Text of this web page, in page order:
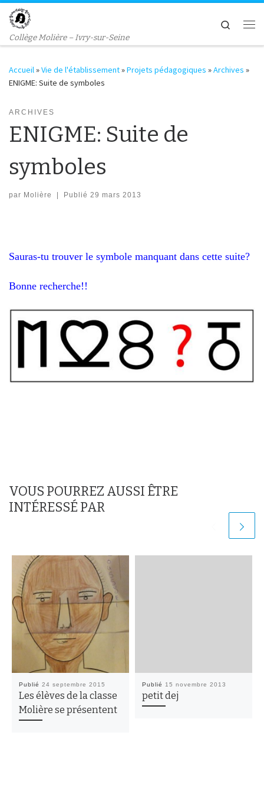
Passer au contenu
Collège Molière – Ivry-sur-Seine
Search
Accueil »Vie de l'établissement»Projets pédagogiques »Archives »
ENIGME: Suite de symboles
ARCHIVES
ENIGME: Suite de
symboles
par Molière Publié 29 mars 2013
Sauras-tu trouver le symbole manquant dans cette suite?
Bonne recherche!!
VOUS POURREZ AUSSI ÊTRE
INTÉRESSÉ PAR
Publié 24 septembre 2015
Les élèves de la classe
Molière se présentent
Publié 15 novembre 2013
petit dej